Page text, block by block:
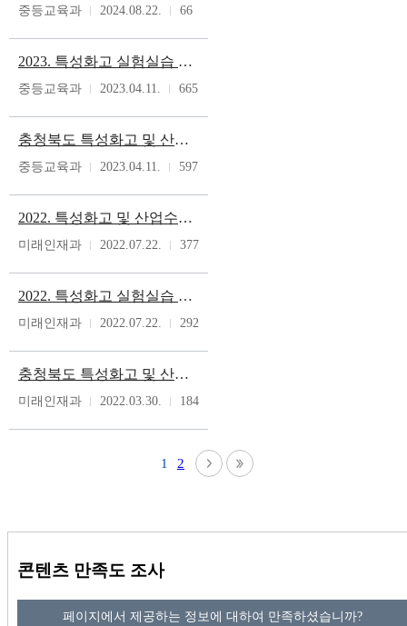
중등교육과 2024.08.22. 66
2023. 특성화고 실험실습 여건개선 기자재 수리비 지원 계획
중등교육과 2023.04.11. 665
충청북도 특성화고 및 산업수요 맞춤형고의 실험·실습 시설·설비 기준 개정 고시(충청북도교육청 고시 제2023-015호)
중등교육과 2023.04.11. 597
2022. 특성화고 및 산업수요 맞춤형고의 실험실습 시설설비 기준
미래인재과 2022.07.22. 377
2022. 특성화고 실험실습 기자재 수리비 지원 현황
미래인재과 2022.07.22. 292
충청북도 특성화고 및 산업수요 맞춤형고의 실험실습 시설설비 기준 및 내용연수
미래인재과 2022.03.30. 184
1 2
콘텐츠 만족도 조사
페이지에서 제공하는 정보에 대하여 만족하셨습니까?